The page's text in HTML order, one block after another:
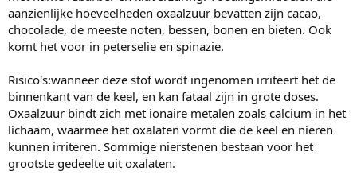
aanzienlijke hoeveelheden oxaalzuur bevatten zijn cacao,
chocolade, de meeste noten, bessen, bonen en bieten. Ook
komt het voor in peterselie en spinazie.
Risico's:wanneer deze stof wordt ingenomen irriteert het de
binnenkant van de keel, en kan fataal zijn in grote doses.
Oxaalzuur bindt zich met ionaire metalen zoals calcium in het
lichaam, waarmee het oxalaten vormt die de keel en nieren
kunnen irriteren. Sommige nierstenen bestaan voor het
grootste gedeelte uit oxalaten.